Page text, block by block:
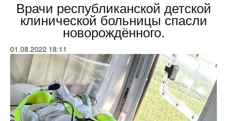
Врачи республиканской детской
клинической больницы спасли
новорождённого.
01.08.2022 18:11